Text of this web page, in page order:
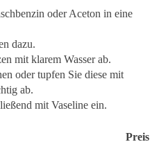
oder Aceton in eine
dazu.
mit klarem Wasser ab.
oder tupfen Sie diese mit
ab.
mit Vaseline ein.
Preis